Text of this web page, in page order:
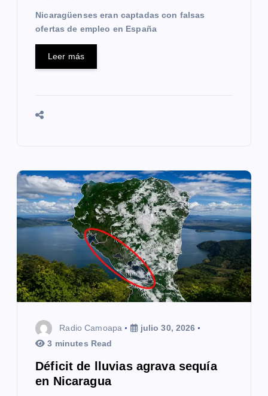
Nicaragüenses eran captadas con falsas
ofertas de empleo en España
Leer más
Radio Camoapa
julio 30, 2026
3 minutes Read
Déficit de lluvias agrava sequía
en Nicaragua